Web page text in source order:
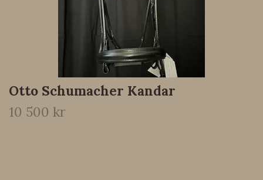
Otto Schumacher Kandar
10 500 kr